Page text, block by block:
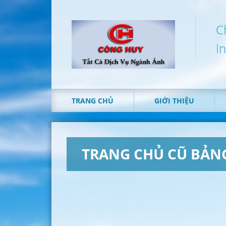
TRANG CHỦ GIỚI THIỆU
TRANG CHỦ CŨ